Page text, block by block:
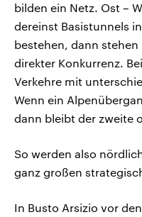
bilden ein Netz. Ost –
dereinst Basistunnels
bestehen, dann
direkter Konkurrenz.
Verkehre mit
Wenn ein
dann bleibt der zweite
So werden also
ganz großen
In Busto Arsizio vor